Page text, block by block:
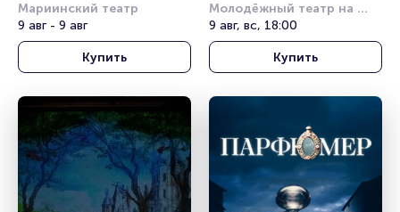
им. Леонида Якобсона
Мариинский театр
9 авг - 9 авг
Купить
Молодёжный театр на
Фонтанке
9 авг, вс, 18:00
Купить